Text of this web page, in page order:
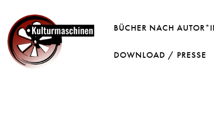
BÜCHER NACH
DOWNLOAD / PRESSE